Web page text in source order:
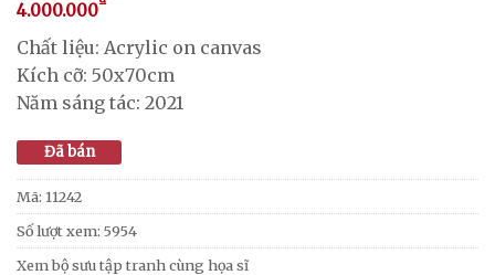
4.000.000
Chất liệu: Acrylic on canvas
Kích cỡ: 50x70cm
Năm sáng tác: 2021
Đã bán
Mã: 11242
Số lượt xem: 5954
Xem bộ sưu tập tranh cùng họa sĩ